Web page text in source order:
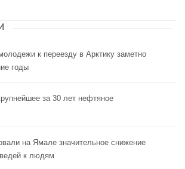
к переезду в Арктику заметно
годы
за 30 лет нефтяное
на Ямале значительное снижение
к людям